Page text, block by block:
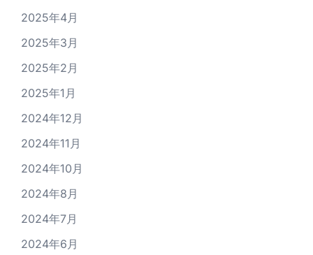
2025年4月
2025年3月
2025年2月
2025年1月
2024年12月
2024年11月
2024年10月
2024年8月
2024年7月
2024年6月